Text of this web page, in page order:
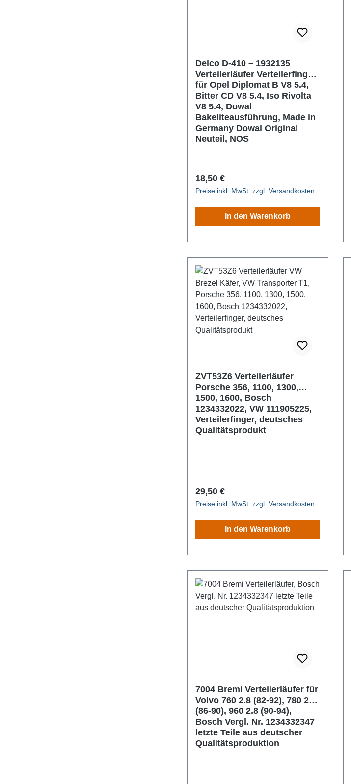
Delco D-410 – 1932135
Verteilerläufer Verteilerfinger
für Opel Diplomat B V8 5.4,
Bitter CD V8 5.4, Iso Rivolta
V8 5.4, Dowal
Bakeliteausführung, Made in
Germany Dowal Original
Neuteil, NOS
Regulärer Preis:
18,50 €
Preise inkl. MwSt. zzgl. Versandkosten
In den Warenkorb
ZVT53Z6 Verteilerläufer
Porsche 356, 1100, 1300,
1500, 1600, Bosch
1234332022, VW 111905225,
Verteilerfinger, deutsches
Qualitätsprodukt
Regulärer Preis:
29,50 €
Preise inkl. MwSt. zzgl. Versandkosten
In den Warenkorb
7004 Bremi Verteilerläufer für
Volvo 760 2.8 (82-92), 780 2.9
(86-90), 960 2.8 (90-94),
Bosch Vergl. Nr. 1234332347
letzte Teile aus deutscher
Qualitätsproduktion